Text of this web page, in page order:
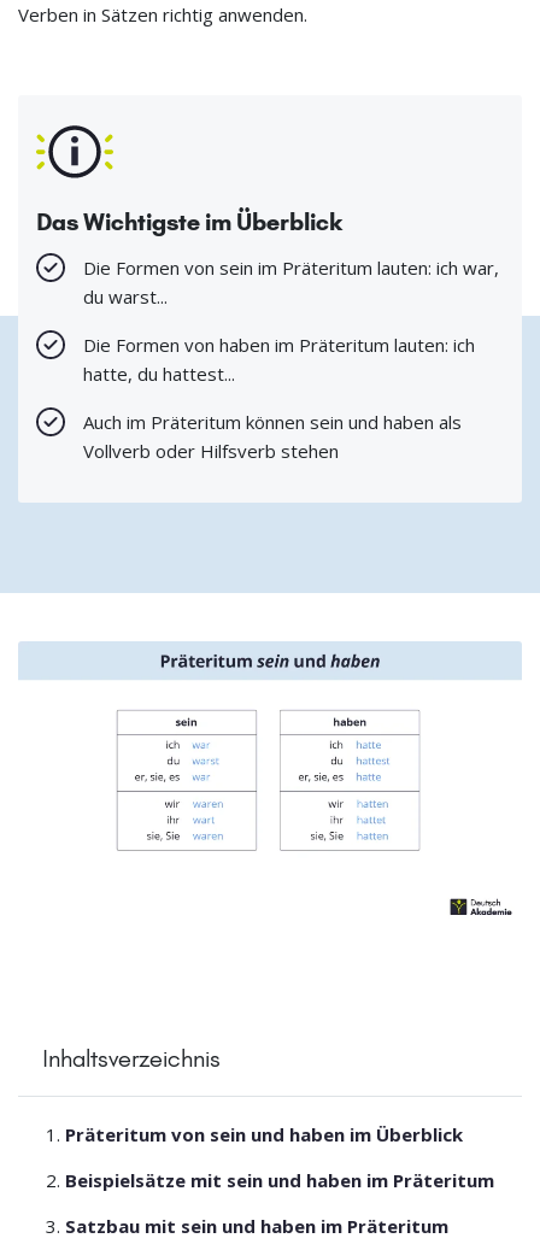
Verben in Sätzen richtig anwenden.
Das Wichtigste im Überblick
Die Formen von sein im Präteritum lauten: ich war,
du warst...
Die Formen von haben im Präteritum lauten: ich
hatte, du hattest...
Auch im Präteritum können sein und haben als
Vollverb oder Hilfsverb stehen
Inhaltsverzeichnis
Präteritum von sein und haben im Überblick
Beispielsätze mit sein und haben im Präteritum
Satzbau mit sein und haben im Präteritum